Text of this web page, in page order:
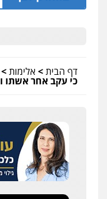
דף הבית>אלימות>
כי עקב אחר אשתו